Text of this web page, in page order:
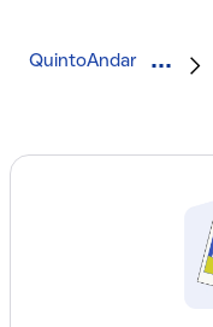
QuintoAndar